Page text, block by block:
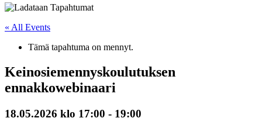
« All Events
Tämä tapahtuma on mennyt.
Keinosiemennyskoulutuksen
ennakkowebinaari
18.05.2026 klo 17:00 - 19:00